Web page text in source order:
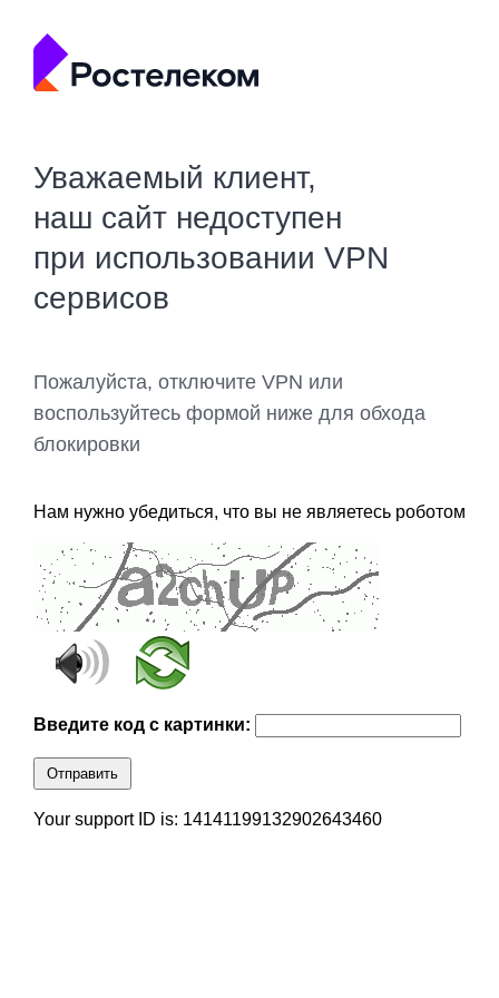
Уважаемый клиент,
наш сайт недоступен
при использовании VPN
сервисов
Пожалуйста, отключите VPN или
воспользуйтесь формой ниже для обхода
блокировки
Нам нужно убедиться, что вы не являетесь роботом
Введите код с картинки:
Отправить
Your support ID is: 14141199132902643460